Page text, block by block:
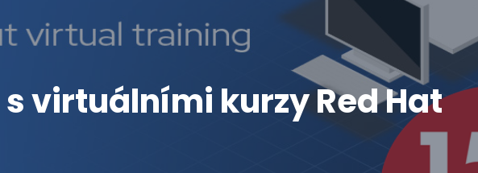
virtuálními kurzy Red Hat